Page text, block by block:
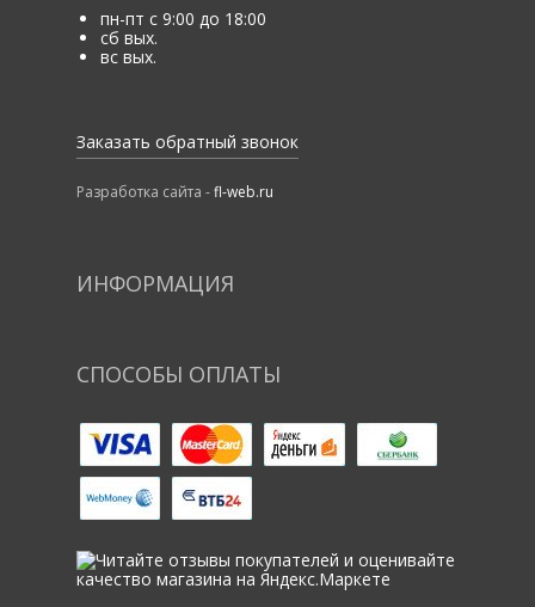
пн-пт с 9:00 до 18:00
сб вых.
вс вых.
Заказать обратный звонок
Разработка сайта -fl-web.ru
ИНФОРМАЦИЯ
СПОСОБЫ ОПЛАТЫ